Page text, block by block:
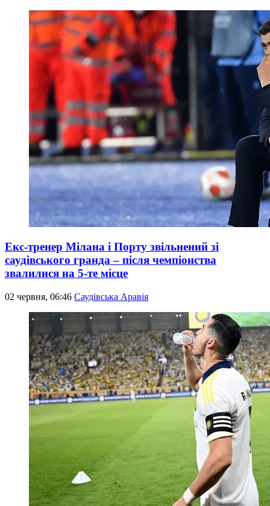
Екс-тренер Мілана і Порту звільнений зі
саудівського гранда – після чемпіонства
звалилися на 5-те місце
02 червня, 06:46 Саудівська Аравія